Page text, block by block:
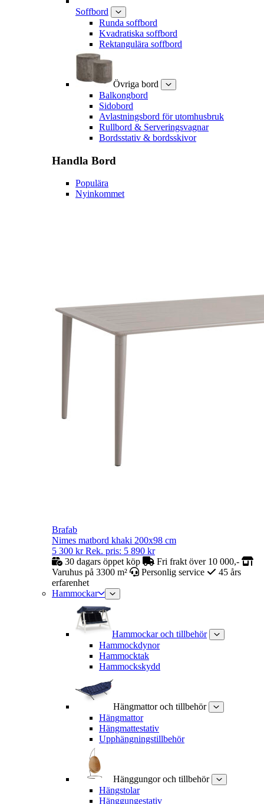
Soffbord
Runda soffbord
Kvadratiska soffbord
Rektangulära soffbord
Övriga bord
Balkongbord
Sidobord
Avlastningsbord för utomhusbruk
Rullbord & Serveringsvagnar
Bordsstativ & bordsskivor
Handla Bord
Populära
Nyinkommet
Brafab
Nimes matbord khaki 200x98 cm
5 300 kr Rek. pris: 5 890 kr
30 dagars öppet köp
Fri frakt över 10 000,-
Varuhus på 3300 m²
Personlig service
45 års
erfarenhet
Hammockar
Hammockar och tillbehör
Hammockdynor
Hammocktak
Hammockskydd
Hängmattor och tillbehör
Hängmattor
Hängmattestativ
Upphängningstillbehör
Hänggungor och tillbehör
Hängstolar
Hänggungestativ